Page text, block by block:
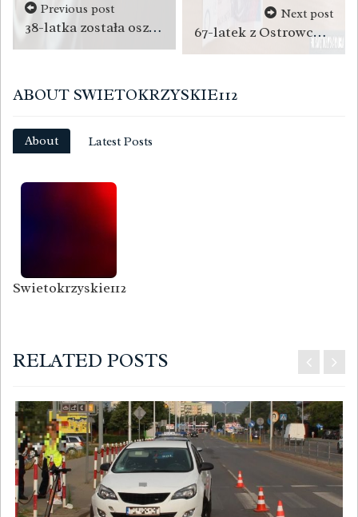
Previous post
38-latka została oszukana podczas sprzedaży online
Next post
67-latek z Ostrowca Świętokrzyskiego zatrzymany za przywłaszczenie 1450 złotych!
ABOUT SWIETOKRZYSKIE112
About Latest Posts
Swietokrzyskie112
RELATED POSTS